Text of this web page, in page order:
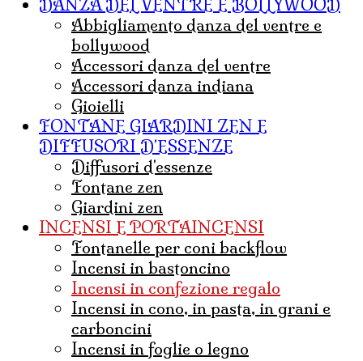
DANZA DEL VENTRE E BOLLYWOOD
abbigliamento danza del ventre e
bollywood
accessori danza del ventre
accessori danza indiana
Gioielli
FONTANE GIARDINI ZEN E
DIFFUSORI D'ESSENZE
diffusori d'essenze
fontane zen
giardini zen
INCENSI E PORTAINCENSI
Fontanelle per coni backflow
incensi in bastoncino
incensi in confezione regalo
incensi in cono, in pasta, in grani e
carboncini
incensi in foglie o legno